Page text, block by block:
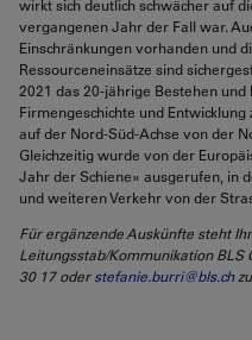
wirkt sich deutlich schwächer auf
vergangenen Jahr der Fall war.
Einschränkungen vorhanden und
Ressourceneinsätze sind
2021 das 20-jährige Bestehen
Firmengeschichte und
auf der Nord-Süd-Achse von der
Gleichzeitig wurde von der
Jahr der Schiene» ausgerufen, in
und weiteren Verkehr von der
Für ergänzende Auskünfte steht
Leitungsstab/Kommunikation BLS
30 17 oderstefanie.burri@bls.ch